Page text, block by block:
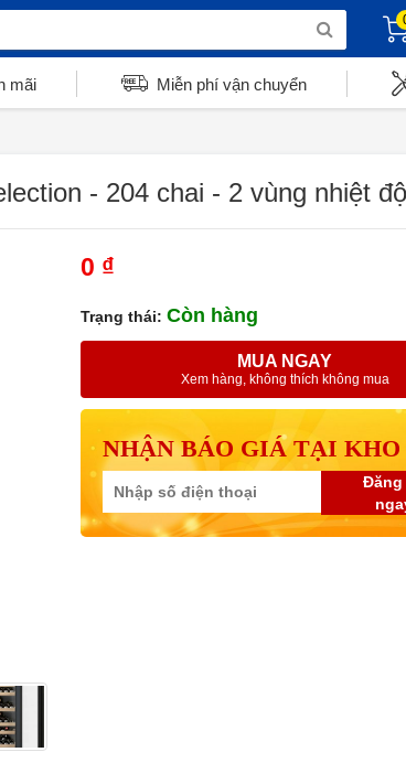
mãi Miễn phí vận chuyển
- 204 chai - 2 vùng nhiệt độ
0 ₫
Trạng thái: Còn hàng
MUA NGAY
Xem hàng, không thích không mua
NHẬN BÁO GIÁ TẠI KHO
Đăng